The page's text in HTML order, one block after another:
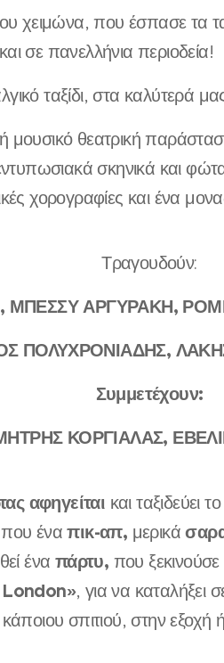
χειμώνα, που έσπασε τα
σε πανελλήνια περιοδεία!
ταξίδι, στα καλύτερά
μουσικό θεατρική
σκηνικά και
χορογραφίες και ένα
Τραγουδούν:
ΜΠΕΣΣΥ ΑΡΓΥΡΑΚΗ,
ΠΟΛΥΧΡΟΝΙΑΔΗΣ,
Συμμετέχουν:
ΚΟΡΓΙΑΛΑΣ,
αφηγείται και ταξιδεύει
που έναπικ-απ, μερικά
ένα πάρτυ, που ξεκινούσε
, για να καταλήξει
σπιτιού, στην εξοχή